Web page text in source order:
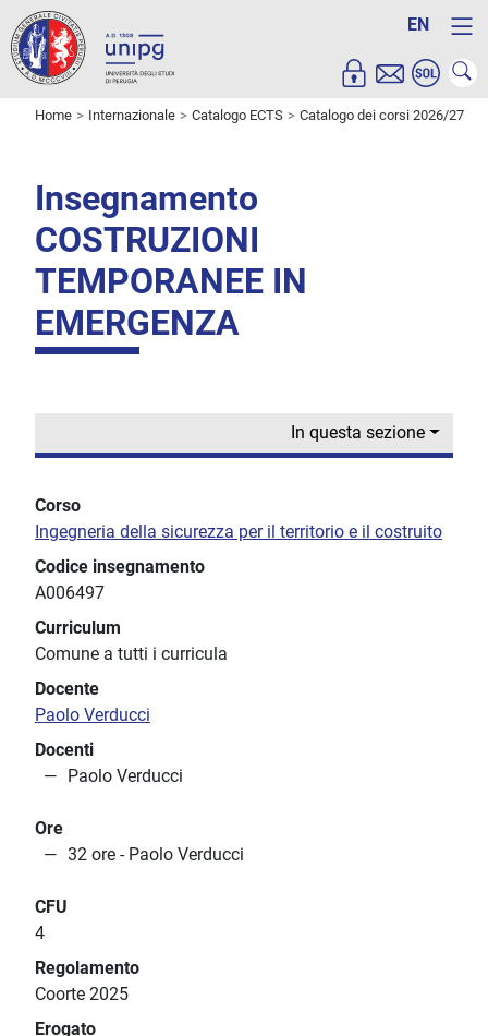
EN
Home Internazionale Catalogo ECTS Catalogo dei corsi 2026/27
Insegnamento
COSTRUZIONI
TEMPORANEE IN
EMERGENZA
In questa sezione
Corso
Ingegneria della sicurezza per il territorio e il costruito
Codice insegnamento
A006497
Curriculum
Comune a tutti i curricula
Docente
Paolo Verducci
Docenti
Paolo Verducci
Ore
32 ore - Paolo Verducci
CFU
4
Regolamento
Coorte 2025
Erogato